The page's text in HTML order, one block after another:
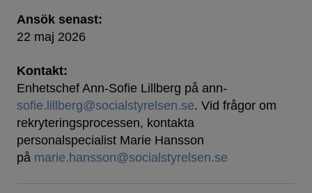
Ansök senast:
22 maj 2026
Kontakt:
Enhetschef Ann-Sofie Lillberg på ann-
sofie.lillberg@socialstyrelsen.se. Vid frågor om
rekryteringsprocessen, kontakta
personalspecialist Marie Hansson
på marie.hansson@socialstyrelsen.se